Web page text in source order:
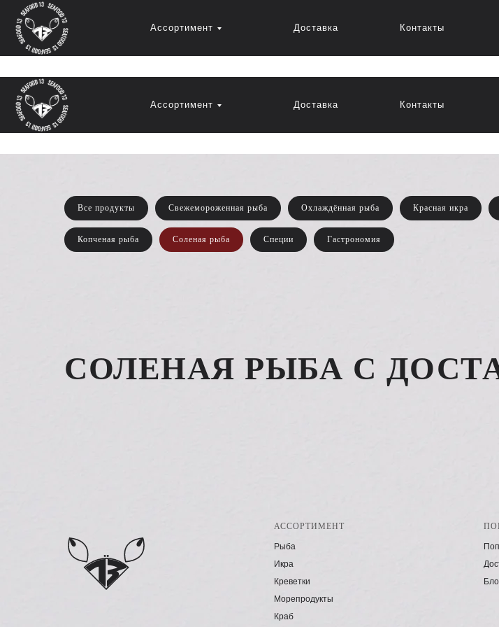
Ассортимент Доставка Контакты
Ассортимент Доставка Контакты
Все продукты Свежемороженная рыба Охлаждённая рыба Красная икра
Копченая рыба Соленая рыба Специи Гастрономия
СОЛЕНАЯ РЫБА С
АССОРТИМЕНТ
Рыба
Икра
Креветки
Морепродукты
Краб